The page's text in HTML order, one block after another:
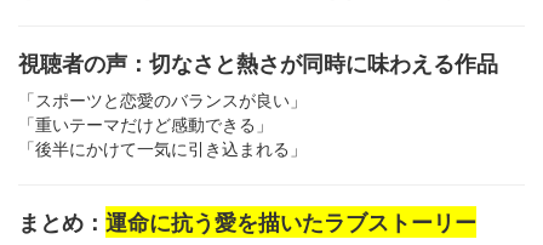
視聴者の声：切なさと熱さが同時に味わえる作品
「スポーツと恋愛のバランスが良い」
「重いテーマだけど感動できる」
「後半にかけて一気に引き込まれる」
まとめ： 運命に抗う愛を描いたラブストーリー